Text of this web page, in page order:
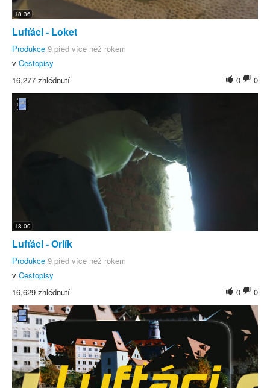
18:36
Lufťáci - Loket
Produkce 9 před více než rokem
v Cestopisy
0
0
16,277 zhlédnutí
18:00
Lufťáci - Orlík
Produkce 9 před více než rokem
v Cestopisy
0
0
16,629 zhlédnutí